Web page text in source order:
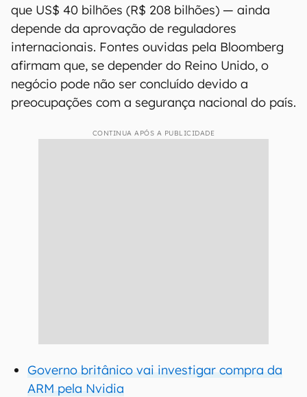
que US$ 40 bilhões (R$ 208 bilhões) — ainda
depende da aprovação de reguladores
internacionais. Fontes ouvidas pela Bloomberg
afirmam que, se depender do Reino Unido, o
negócio pode não ser concluído devido a
preocupações com a segurança nacional do país.
CONTINUA APÓS A PUBLICIDADE
Governo britânico vai investigar compra da
ARM pela Nvidia